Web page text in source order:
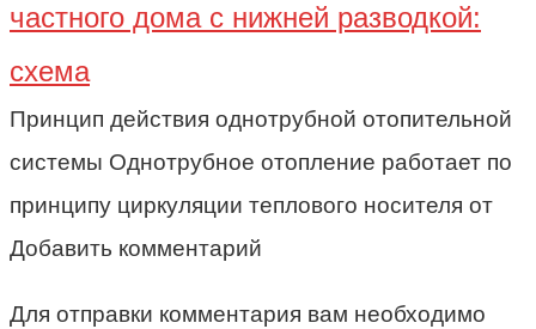
частного дома с нижней разводкой:
схема
Принцип действия однотрубной отопительной
системы Однотрубное отопление работает по
принципу циркуляции теплового носителя от
Добавить комментарий
Для отправки комментария вам необходимо